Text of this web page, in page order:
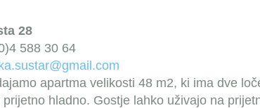
28
588 30 64
apartma velikosti 48 m2, ki ima dve
hladno. Gostje lahko uživajo na